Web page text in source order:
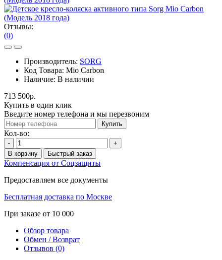
Отзывы:
(0)
Производитель: SORG
Код Товара: Mio Carbon
Наличие: В наличии
713 500р.
Купить в один клик
Введите номер телефона и мы перезвоним
Купить
Кол-во:
-
+
В корзину
Быстрый заказ
Компенсация от Соцзащиты
Предоставляем все документы
Бесплатная доставка по Москве
При заказе от 10 000
Обзор товара
Обмен / Возврат
Отзывов (0)